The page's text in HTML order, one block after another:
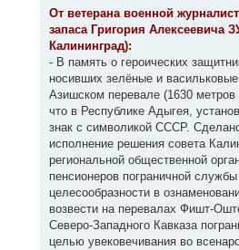
о
щ
е
и
е
От ветерана военной
запаса Григория Алексеевича
Калининград):
- В память о героических
носивших зелёные и
Азишском перевале (1630
что в Республике Адыгея,
знак с символикой СССР.
исполнение решения совета
региональной общественной
пенсионеров пограничной
целесообразности в
возвести на перевалах Фишт-
Северо-Западного Кавказа
целью увековечивания во